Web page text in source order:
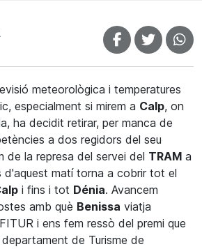
meteorològica i temperatures
especialment si mirem a Calp, on
ha decidit retirar, per manca de
a dos regidors del seu
de la represa del servei del TRAM a
d'aquest matí torna a cobrir tot el
i fins i tot Dénia. Avancem
amb què Benissa viatja
i ens fem ressò del premi que
de Turisme de